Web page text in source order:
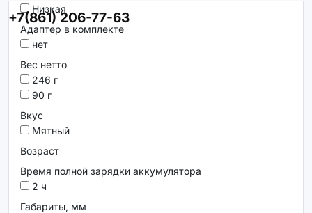
+7(861) 206-77-63
Низкая
Адаптер в комплекте
нет
Вес нетто
246 г
90 г
Вкус
Мятный
Возраст
Время полной зарядки аккумулятора
2 ч
Габариты, мм